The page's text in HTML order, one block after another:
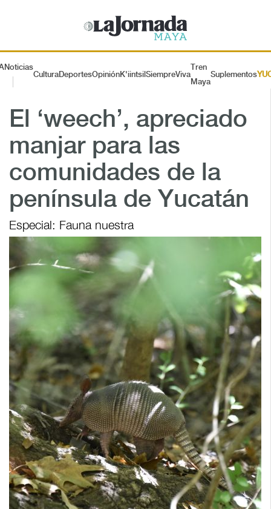
Noticias
CulturaDeportesOpiniónK'iintsil SiempreViva
Tren
Maya
Suplementos
El ‘weech’, apreciado
manjar para las
comunidades de la
península de Yucatán
Especial: Fauna nuestra